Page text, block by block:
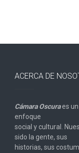
ACERCA DE
Cámara Oscuraes
enfoque
social y cultural.
sido la gente, sus
historias, sus